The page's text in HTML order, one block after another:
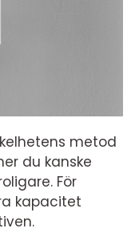
metod
du kanske
För
kapacitet